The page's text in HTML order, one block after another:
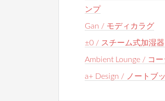
ンプ
Gan / モディカラグ
±0 / スチーム式加湿
Ambient Lounge / コ
a+ Design / ノートブ